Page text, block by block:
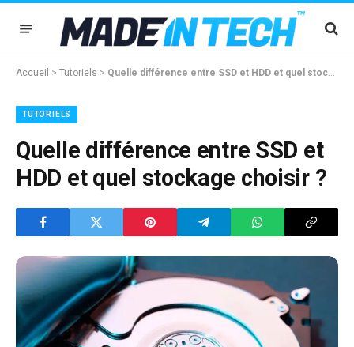
Accueil > Tutoriels > Quelle différence entre SSD et HDD et quel stockage choisir ?
TUTORIELS
Quelle différence entre SSD et
HDD et quel stockage choisir ?